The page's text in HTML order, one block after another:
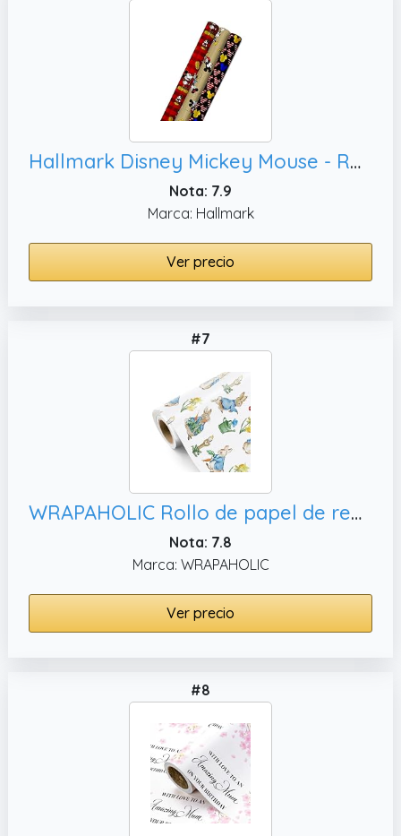
Hallmark Disney Mickey Mouse - Rollo de papel de regalo (3 unidades, 60 m²)
Nota: 7.9
Marca: Hallmark
Ver precio
#7
WRAPAHOLIC Rollo de papel de regalo de Pascua, vacaciones
Nota: 7.8
Marca: WRAPAHOLIC
Ver precio
#8